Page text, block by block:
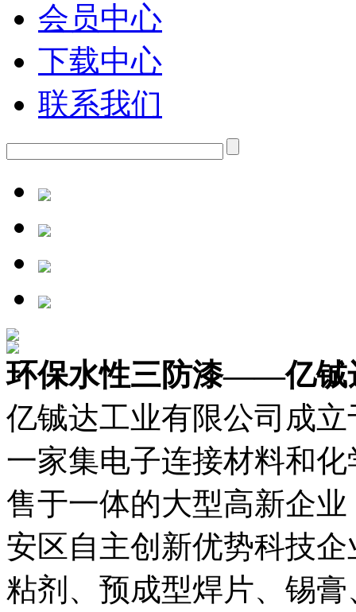
会员中心
下载中心
联系我们
环保水性三防漆——亿铖
亿铖达工业有限公司成
一家集电子连接材料和
售于一体的大型高新企
安区自主创新优势科技
粘剂、预成型焊片、锡